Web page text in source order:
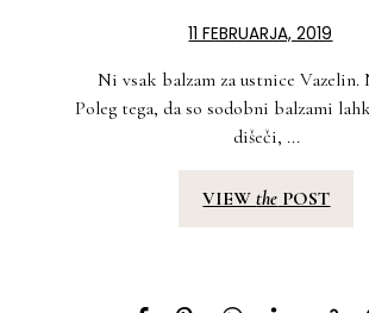
11 FEBRUARJA, 2019
Ni vsak balzam za ustnice Vazelin.
Poleg tega, da so sodobni balzami
dišeči, ...
VIEWthe POST